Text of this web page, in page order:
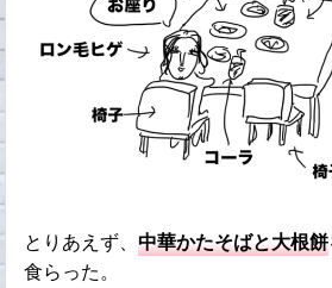
とりあえず、中華かたそばと大根餅
食らった。